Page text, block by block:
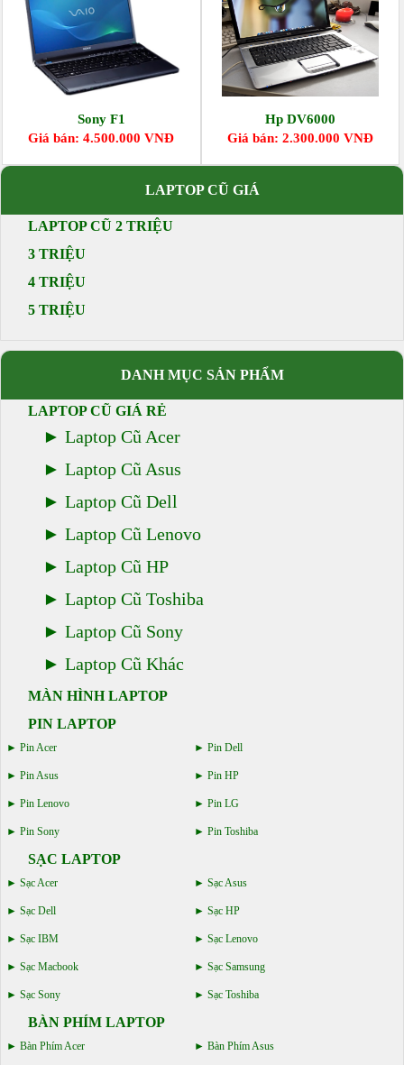
Sony F1
Giá bán: 4.500.000 VNĐ
Hp DV6000
Giá bán: 2.300.000 VNĐ
LAPTOP CŨ GIÁ
LAPTOP CŨ 2 TRIỆU
3 TRIỆU
4 TRIỆU
5 TRIỆU
DANH MỤC SẢN PHẨM
LAPTOP CŨ GIÁ RẺ
Laptop Cũ Acer
Laptop Cũ Asus
Laptop Cũ Dell
Laptop Cũ Lenovo
Laptop Cũ HP
Laptop Cũ Toshiba
Laptop Cũ Sony
Laptop Cũ Khác
MÀN HÌNH LAPTOP
PIN LAPTOP
Pin Acer Pin Dell
Pin Asus Pin HP
Pin Lenovo Pin LG
Pin Sony Pin Toshiba
SẠC LAPTOP
Sạc Acer Sạc Asus
Sạc Dell Sạc HP
Sạc IBM Sạc Lenovo
Sạc Macbook Sạc Samsung
Sạc Sony Sạc Toshiba
BÀN PHÍM LAPTOP
Bàn Phím Acer Bàn Phím Asus